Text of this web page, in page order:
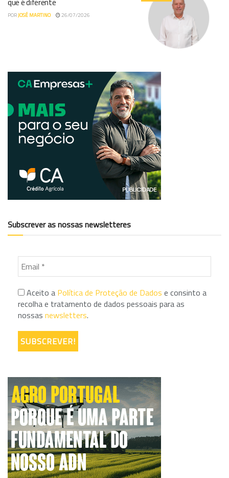
PORJOSÉ MARTINO 26/07/2026
Subscrever as nossas newsletteres
Aceito a Política de Proteção de Dados e consinto a
recolha e tratamento de dados pessoais para as
nossas newsletters.